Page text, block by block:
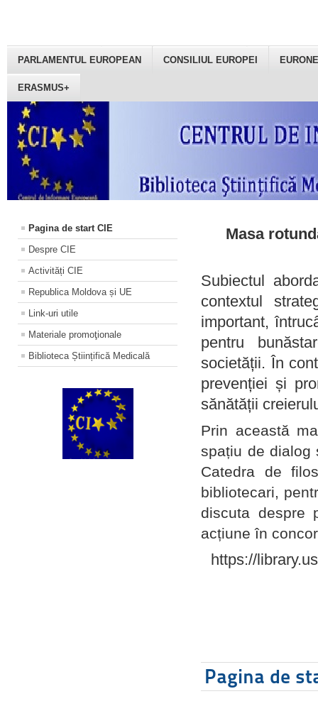
PARLAMENTUL EUROPEAN CONSILIUL EUROPEI
ERASMUS+
Pagina de start CIE
Despre CIE
Activități CIE
Republica Moldova și UE
Link-uri utile
Materiale promoţionale
Biblioteca Științifică Medicală
Masa
Subiectul
contextul
important,
pentru
societății. În
prevenției și
sănătății
Prin această
spațiu de dialog
Catedra de
bibliotecari,
discuta despre
acțiune în
https://
Pagina de